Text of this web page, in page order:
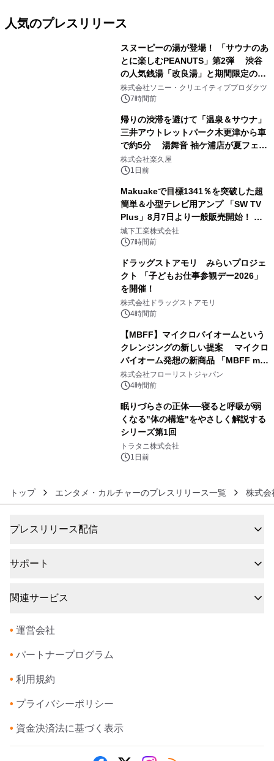
人気のプレスリリース
スヌーピーの湯が登場！ 「サウナのあ
とに楽しむPEANUTS」第2弾 渋谷
の人気銭湯「改良湯」と期間限定のコ
ラボレーション サウナイキタイコラ
ボグッズも発売決定！
株式会社ソニー・クリエイティブプロダクツ
7時間前
帰りの渋滞を避けて「温泉＆サウナ」
三井アウトレットパーク木更津から車
で約5分 湯舞音 袖ケ浦店が夏フェア
メニューを提供
株式会社楽久屋
1日前
Makuakeで目標1341％を突破した超
簡単＆小型テレビ用アンプ 「SW TV
Plus」8月7日より一般販売開始！ ケ
ーブル1本つなぐだけ、テレビの音が
ぐっと豊かに
城下工業株式会社
7時間前
ドラッグストアモリ みらいプロジェ
クト 「子どもお仕事参観デー2026」
を開催！
株式会社ドラッグストアモリ
4時間前
【MBFF】マイクロバイオームという
クレンジングの新しい提案 マイクロ
バイオーム発想の新商品 「MBFF mb
クレンジングPRO」を2026年8月6日
発売
株式会社フローリストジャパン
4時間前
眠りづらさの正体──寝ると呼吸が弱
くなる"体の構造"をやさしく解説する
シリーズ第1回
トラタニ株式会社
1日前
トップ エンタメ・カルチャーのプレスリリース一覧 株式会
プレスリリース配信
サポート
関連サービス
• 運営会社
• パートナープログラム
• 利用規約
• プライバシーポリシー
• 資金決済法に基づく表示